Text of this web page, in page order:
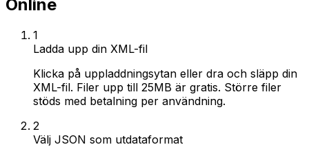
Online
1
Ladda upp din XML-fil
Klicka på uppladdningsytan eller dra och släpp din
XML-fil. Filer upp till 25MB är gratis. Större filer
stöds med betalning per användning.
2
Välj JSON som utdataformat